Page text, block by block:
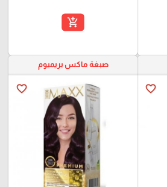
add_shopping_cart
favorite_border
صبغة ماكس بريميوم
favorite_border